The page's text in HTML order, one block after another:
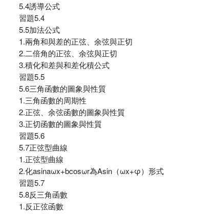
5.4誘導公式
習題5.4
5.5加法公式
1.兩角和與差的正弦、余弦與正切
2.二倍角的正弦、余弦與正切
3.積化和差與和差化積公式
習題5.5
5.6三角函數的圖象與性質
1.三角函數的周期性
2.正弦、余弦函數的圖象與性質
3.正切函數的圖象與性質
習題5.6
5.7正弦型曲線
1.正弦型曲線
2.化asinaωx+bcosωr為Asin（ωx+φ）形式
習題5.7
5.8反三角函數
1.反正弦函數